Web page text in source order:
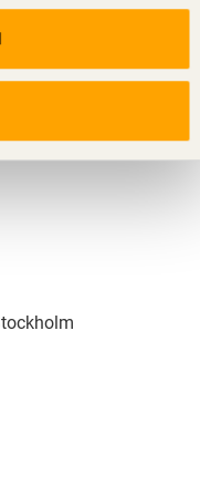
samt